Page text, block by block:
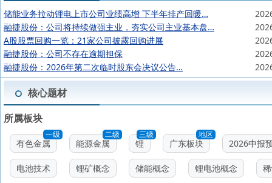
储能业务拉动锂电上市公司业绩高增 下半年排产回暖…
融捷股份：公司将持续做强主业，夯实公司主业基本盘…
A股股票回购一览：21家公司披露回购进展
融捷股份：公司不存在逾期担保
融捷股份：2026年第二次临时股东会决议公告…
核心题材
所属板块
一级
有色金属
二级
能源金属
三级
锂
地区
广东板块 2026中报
电池技术 锂矿概念 储能概念 锂电池概念